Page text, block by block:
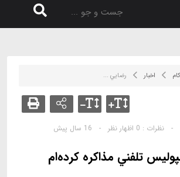
اخبار رضايي ...
- نظرات : 0 اظهار نظر - 16 سال پیش
تلفني مذاكره كرده‌ام